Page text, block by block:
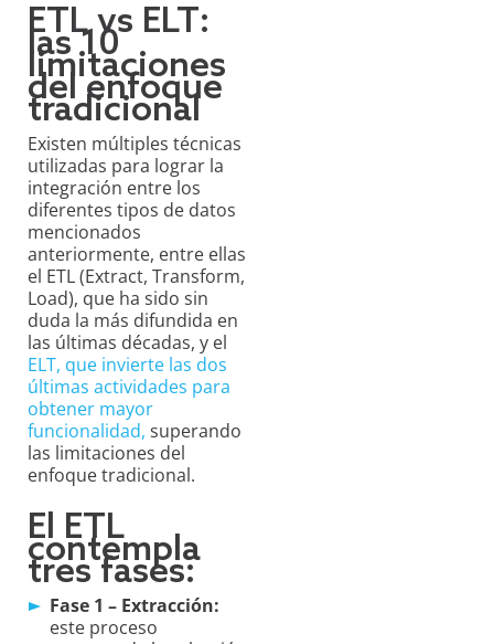
ETL vs ELT:
las 10
limitaciones
del enfoque
tradicional
Existen múltiples técnicas
utilizadas para lograr la
integración entre los
diferentes tipos de datos
mencionados
anteriormente, entre ellas
el ETL (Extract, Transform,
Load), que ha sido sin
duda la más difundida en
las últimas décadas, y el
ELT, que invierte las dos
últimas actividades para
obtener mayor
funcionalidad, superando
las limitaciones del
enfoque tradicional.
El ETL
contempla
tres fases:
Fase 1 – Extracción:
este proceso